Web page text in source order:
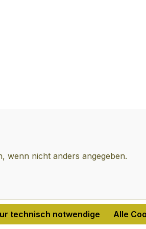
wenn nicht anders angegeben.
technisch notwendige Alle